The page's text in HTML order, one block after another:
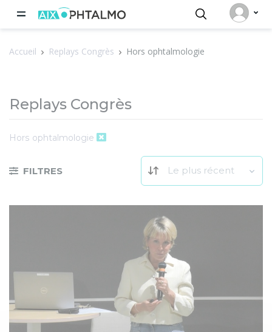
Accueil Replays Congrès Hors ophtalmologie
Replays Congrès
Hors ophtalmologie
FILTRES Le plus récent
Panneau de gestion des cookies